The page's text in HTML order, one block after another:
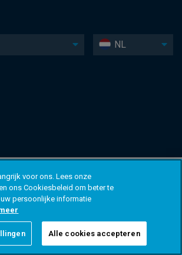
NL
voor ons. Lees onze
ons Cookiesbeleid om beter te
persoonlijke informatie
Alle cookies accepteren